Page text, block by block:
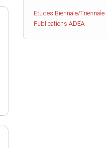
Etudes Biennale/Triennale
Publications ADEA